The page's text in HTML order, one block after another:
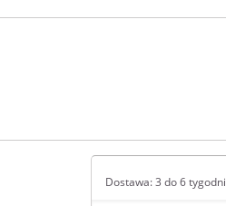
Dostawa: 3 do 6 tygodni